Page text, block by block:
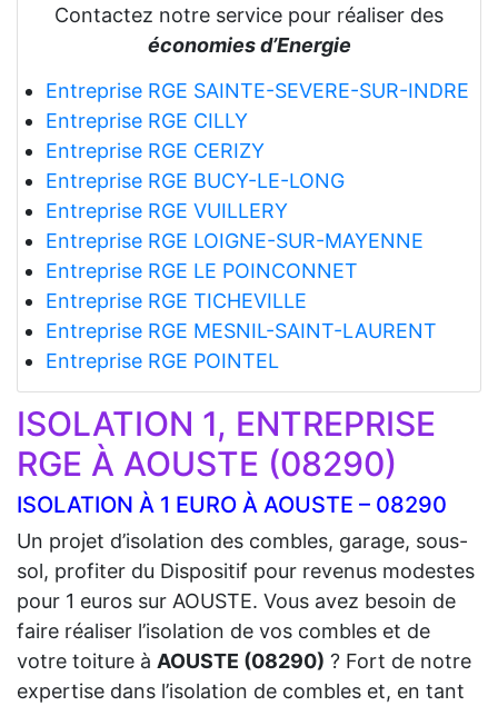
Contactez notre service pour réaliser des
économies d’Energie
Entreprise RGE SAINTE-SEVERE-SUR-INDRE
Entreprise RGE CILLY
Entreprise RGE CERIZY
Entreprise RGE BUCY-LE-LONG
Entreprise RGE VUILLERY
Entreprise RGE LOIGNE-SUR-MAYENNE
Entreprise RGE LE POINCONNET
Entreprise RGE TICHEVILLE
Entreprise RGE MESNIL-SAINT-LAURENT
Entreprise RGE POINTEL
ISOLATION 1, ENTREPRISE
RGE À AOUSTE (08290)
ISOLATION À 1 EURO À AOUSTE – 08290
Un projet d’isolation des combles, garage, sous-
sol, profiter du Dispositif pour revenus modestes
pour 1 euros sur AOUSTE. Vous avez besoin de
faire réaliser l’isolation de vos combles et de
votre toiture à AOUSTE (08290) ? Fort de notre
expertise dans l’isolation de combles et, en tant